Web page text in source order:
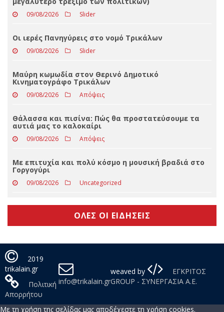
ΤΕΛΕΥΤΑΊΑ ΝΈΑ
Η μεγάλη έξοδος των Τρικαλινών (και το ακόμα
μεγαλύτερο τρέξιμο των πολιτικών)
Οι ιερές Πανηγύρεις στο νομό Τρικάλων
09/08/2026 Slider
Μαύρη κωμωδία στον Θερινό Δημοτικό
Κινηματογράφο Τρικάλων
09/08/2026 Απόψεις
Θάλασσα και πισίνα: Πώς θα προστατεύσουμε τα
αυτιά μας το καλοκαίρι
09/08/2026 Απόψεις
Με επιτυχία και πολύ κόσμο η μουσική βραδιά στο
09/08/2026 Uncategorized
2019